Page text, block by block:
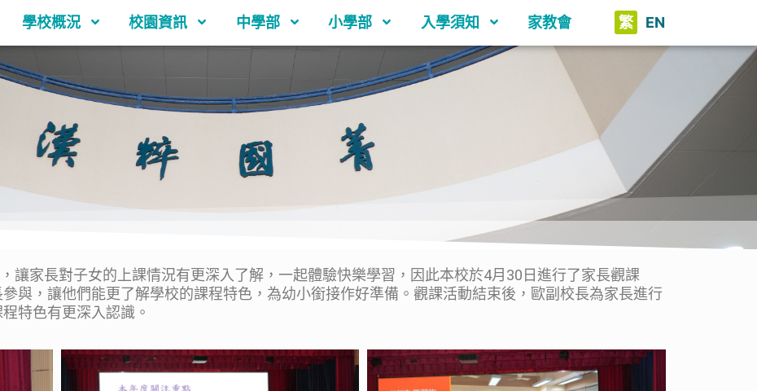
學校概況 校園資訊 中學部 小學部 入學須知 家教會 繁 EN
家長對子女的上課情況有更深入了解，一起體驗快樂學習，因此本校於4月30日進行了家長觀課
與，讓他們能更了解學校的課程特色，為幼小銜接作好準備。觀課活動結束後，歐副校長為家長進行
特色有更深入認識。